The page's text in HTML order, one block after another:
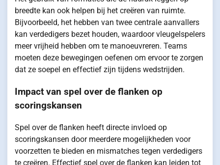
breedte kan ook helpen bij het creëren van ruimte.
Bijvoorbeeld, het hebben van twee centrale aanvallers
kan verdedigers bezet houden, waardoor vleugelspelers
meer vrijheid hebben om te manoeuvreren. Teams
moeten deze bewegingen oefenen om ervoor te zorgen
dat ze soepel en effectief zijn tijdens wedstrijden.
Impact van spel over de flanken op
scoringskansen
Spel over de flanken heeft directe invloed op
scoringskansen door meerdere mogelijkheden voor
voorzetten te bieden en mismatches tegen verdedigers
te creëren. Effectief spel over de flanken kan leiden tot